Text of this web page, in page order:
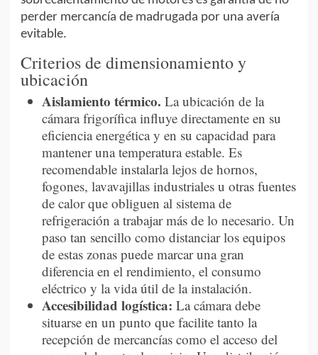
perder mercancía de madrugada por una avería
evitable.
Criterios de dimensionamiento y
ubicación
Aislamiento térmico. La ubicación de la
cámara frigorífica influye directamente en su
eficiencia energética y en su capacidad para
mantener una temperatura estable. Es
recomendable instalarla lejos de hornos,
fogones, lavavajillas industriales u otras fuentes
de calor que obliguen al sistema de
refrigeración a trabajar más de lo necesario. Un
paso tan sencillo como distanciar los equipos
de estas zonas puede marcar una gran
diferencia en el rendimiento, el consumo
eléctrico y la vida útil de la instalación.
Accesibilidad logística: La cámara debe
situarse en un punto que facilite tanto la
recepción de mercancías como el acceso del